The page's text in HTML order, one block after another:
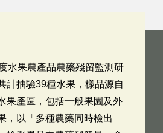
水果農產品農藥殘留監測研
計抽驗39種水果，樣品源自
果產區，包括一般果園及外
，以「多種農藥同時檢出